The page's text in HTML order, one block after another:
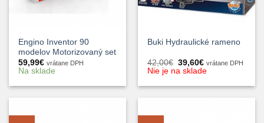
Engino Inventor 90
modelov Motorizovaný set
59,99€ vrátane DPH
Na sklade
Buki Hydraulické rameno
42,00€ Pôvodná
cena
42,00€.
39,60€Aktuálna
cena
39,60€.
vrátane DPH
Nie je na sklade